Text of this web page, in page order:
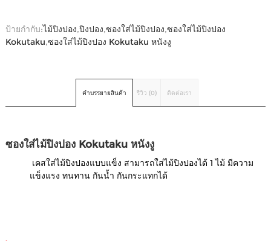
ป้ายกำกับ:ไม้ปิงปอง,ปิงปอง,ซองใส่ไม้ปิงปอง,ซองใส่ไม้ปิงปอง
Kokutaku,ซองใส่ไม้ปิงปอง Kokutaku หนังงู
คำบรรยายสินค้า รีวิว (0) ติดต่อเรา
ซองใส่ไม้ปิงปอง Kokutaku หนังงู
เคสใส่ไม้ปิงปองแบบแข็ง สามารถใส่ไม้ปิงปองได้ 1 ไม้ มีความ
แข็งแรง ทนทาน กันน้ำ กันกระแทกได้